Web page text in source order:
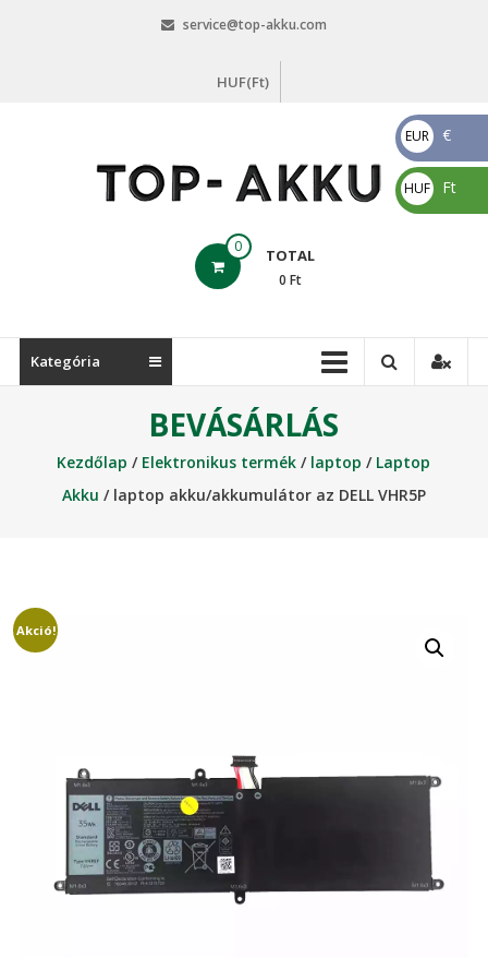
service@top-akku.com
HUF(Ft)
akku.com
0 TOTAL
0 Ft
Kategória
BEVÁSÁRLÁS
Kezdőlap / Elektronikus termék / laptop / Laptop
Akku / laptop akku/akkumulátor az DELL VHR5P
Akció!
EUR
€
€
HUF
Ft
Ft